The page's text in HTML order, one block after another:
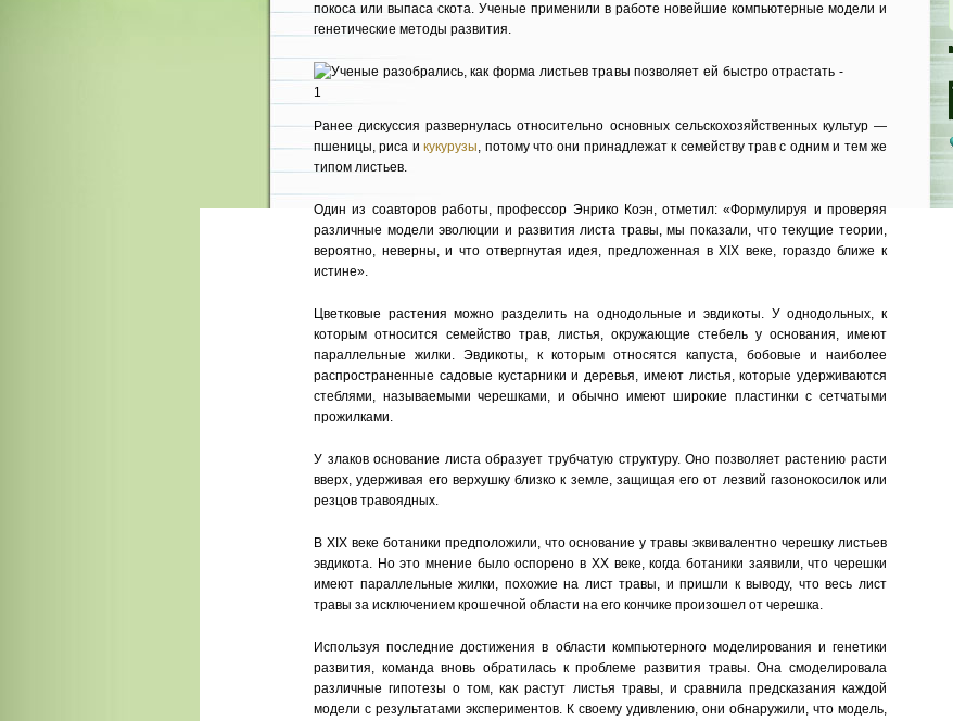
покоса или выпаса скота. Ученые применили в работе новейшие компьютерные модели и
генетические методы развития.
Ранее дискуссия развернулась относительно основных сельскохозяйственных культур —
пшеницы, риса икукурузы, потому что они принадлежат к семейству трав с одним и тем же
типом листьев.
Один из соавторов работы, профессор Энрико Коэн, отметил: «Формулируя и проверяя
различные модели эволюции и развития листа травы, мы показали, что текущие теории,
вероятно, неверны, и что отвергнутая идея, предложенная в XIX веке, гораздо ближе к
истине».
Цветковые растения можно разделить на однодольные и эвдикоты. У однодольных, к
которым относится семейство трав, листья, окружающие стебель у основания, имеют
параллельные жилки. Эвдикоты, к которым относятся капуста, бобовые и наиболее
распространенные садовые кустарники и деревья, имеют листья, которые удерживаются
стеблями, называемыми черешками, и обычно имеют широкие пластинки с сетчатыми
прожилками.
У злаков основание листа образует трубчатую структуру. Оно позволяет растению расти
вверх, удерживая его верхушку близко к земле, защищая его от лезвий газонокосилок или
резцов травоядных.
В XIX веке ботаники предположили, что основание у травы эквивалентно черешку листьев
эвдикота. Но это мнение было оспорено в XX веке, когда ботаники заявили, что черешки
имеют параллельные жилки, похожие на лист травы, и пришли к выводу, что весь лист
травы за исключением крошечной области на его кончике произошел от черешка.
Используя последние достижения в области компьютерного моделирования и генетики
развития, команда вновь обратилась к проблеме развития травы. Она смоделировала
различные гипотезы о том, как растут листья травы, и сравнила предсказания каждой
модели с результатами экспериментов. К своему удивлению, они обнаружили, что модель,